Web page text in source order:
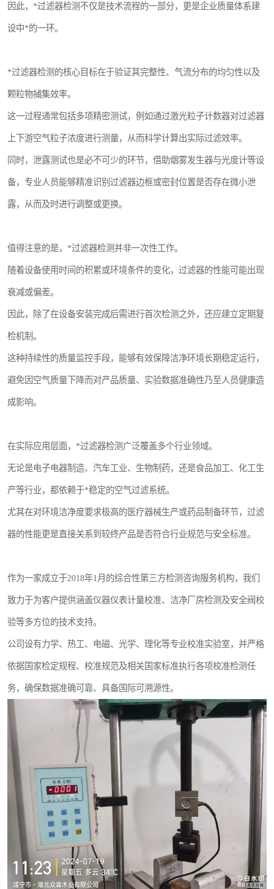
因此，*过滤器检测不仅是技术流程的一部分，更是企业质量体系建
设中*的一环。
*过滤器检测的核心目标在于验证其完整性、气流分布的均匀性以及
颗粒物捕集效率。
这一过程通常包括多项精密测试，例如通过激光粒子计数器对过滤器
上下游空气粒子浓度进行测量，从而科学计算出实际过滤效率。
同时，泄露测试也是必不可少的环节，借助烟雾发生器与光度计等设
备，专业人员能够精准识别过滤器边框或密封位置是否存在微小泄
露，从而及时进行调整或更换。
值得注意的是，*过滤器检测并非一次性工作。
随着设备使用时间的积累或环境条件的变化，过滤器的性能可能出现
衰减或偏差。
因此，除了在设备安装完成后需进行首次检测之外，还应建立定期复
检机制。
这种持续性的质量监控手段，能够有效保障洁净环境长期稳定运行，
避免因空气质量下降而对产品质量、实验数据准确性乃至人员健康造
成影响。
在实际应用层面，*过滤器检测广泛覆盖多个行业领域。
无论是电子电器制造、汽车工业、生物制药，还是食品加工、化工生
产等行业，都依赖于*稳定的空气过滤系统。
尤其在对环境洁净度要求极高的医疗器械生产或药品制备环节，过滤
器的性能更是直接关系到较终产品是否符合行业规范与安全标准。
作为一家成立于2018年1月的综合性第三方检测咨询服务机构，我们
致力于为客户提供涵盖仪器仪表计量校准、洁净厂房检测及安全阀校
验等多方位的技术支持。
公司设有力学、热工、电磁、光学、理化等专业校准实验室，并严格
依据国家检定规程、校准规范及相关国家标准执行各项校准检测任
务，确保数据准确可靠、具备国际可溯源性。